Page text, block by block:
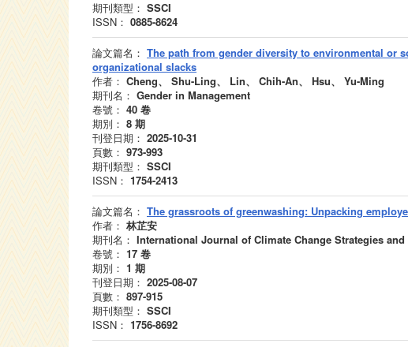
期刊類型： SSCI
ISSN： 0885-8624
論文篇名： The path from gender diversity to environmental or
organizational slacks
作者： Cheng、 Shu-Ling、 Lin、 Chih-An、 Hsu、 Yu-Ming
期刊名： Gender in Management
卷號： 40 卷
期別： 8 期
刊登日期： 2025-10-31
頁數： 973-993
期刊類型： SSCI
ISSN： 1754-2413
論文篇名： The grassroots of greenwashing: Unpacking
作者： 林芷安
期刊名： International Journal of Climate Change Strategies and
卷號： 17 卷
期別： 1 期
刊登日期： 2025-08-07
頁數： 897-915
期刊類型： SSCI
ISSN： 1756-8692